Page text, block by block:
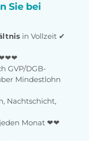
Sie bei
in Vollzeit ✔
❤❤❤
GVP/DGB-
Mindestlohn
Nachtschicht,
Monat ❤❤